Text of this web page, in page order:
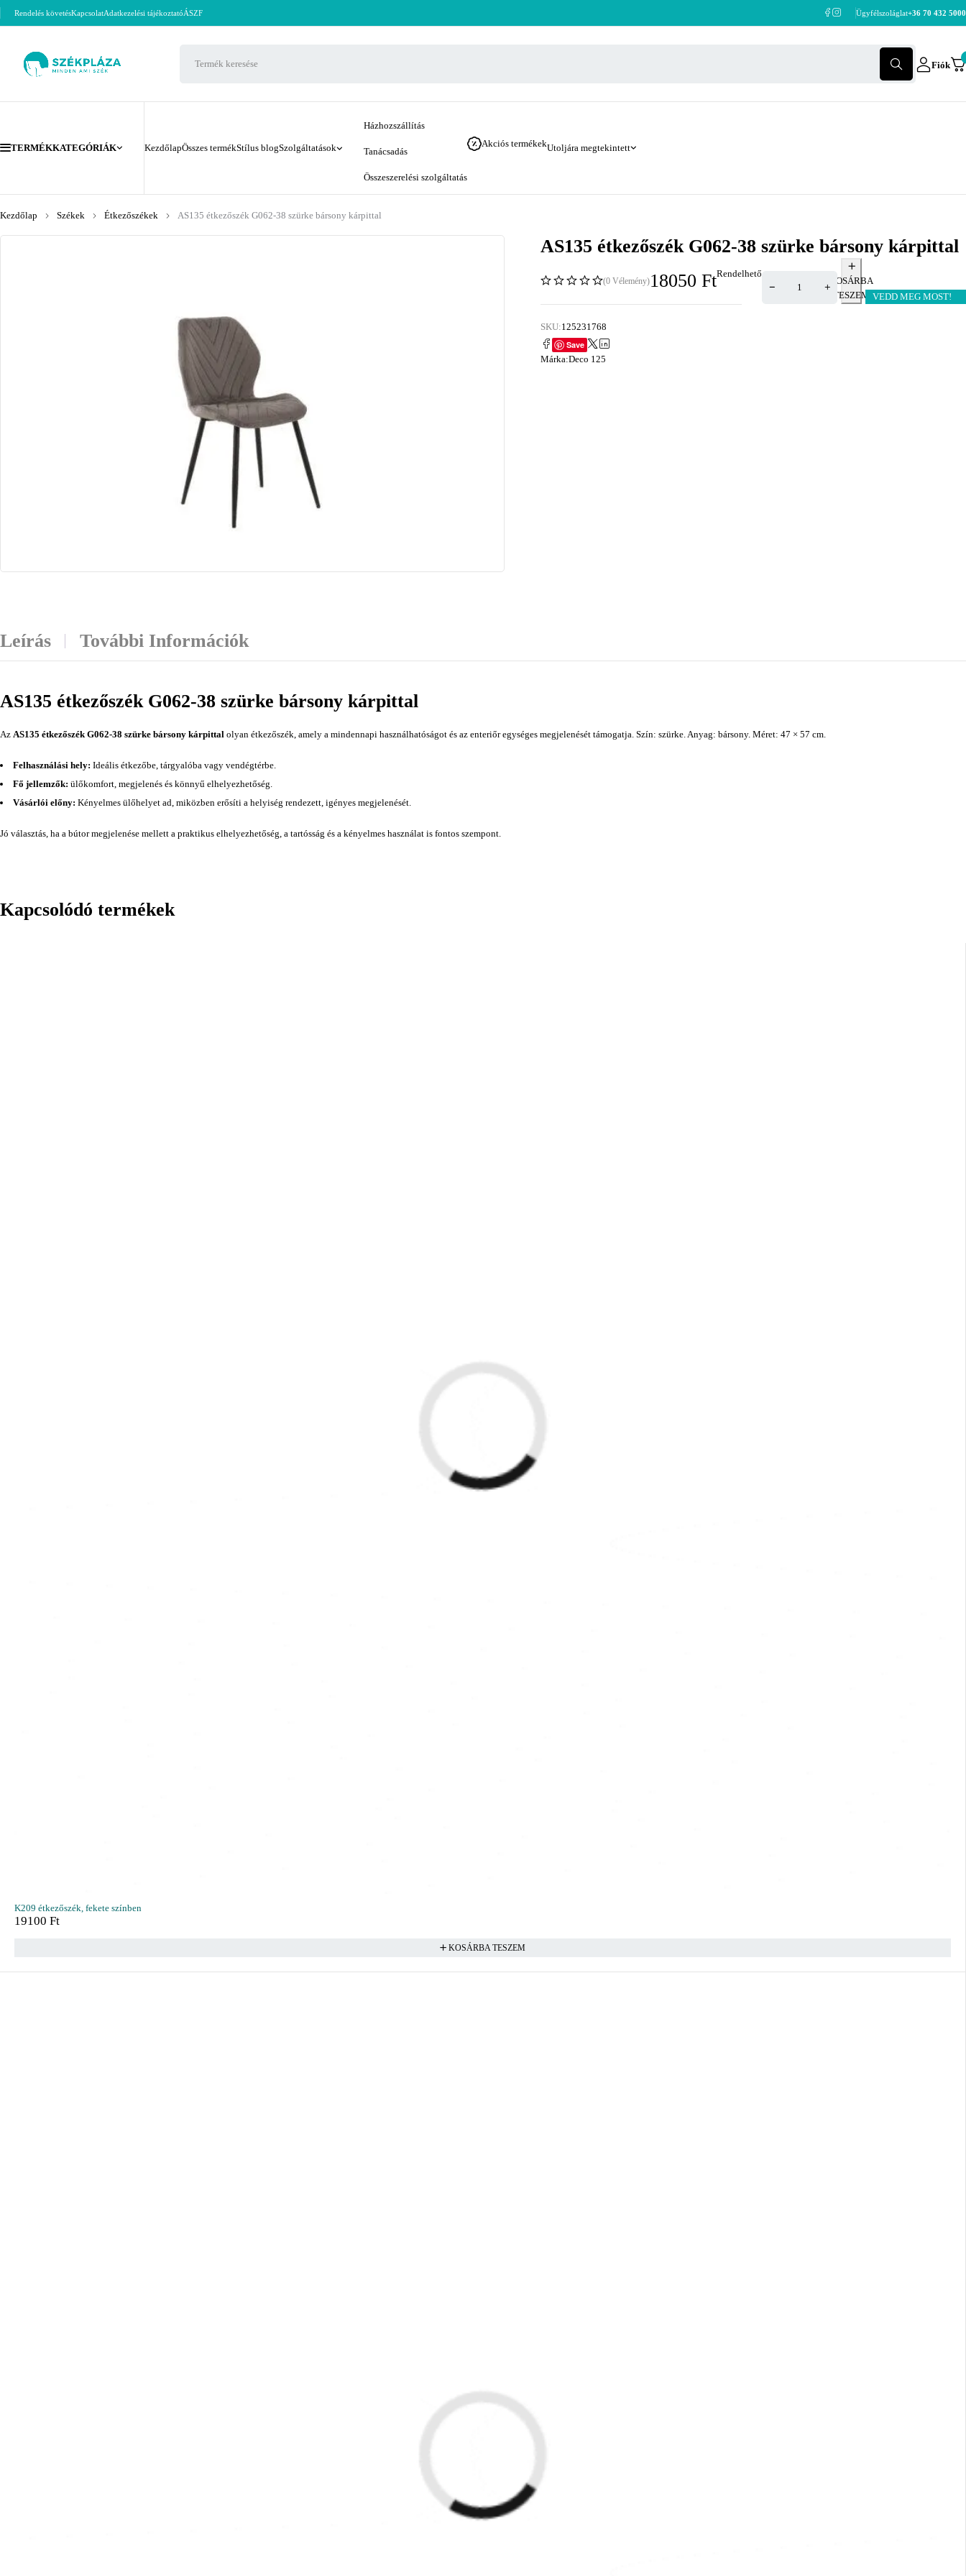
Rendelés követésKapcsolatAdatkezelési tájékoztatóÁSZF Ügyfélszoláglat+36 70 432 5000
Fiók
TERMÉKKATEGÓRIÁK KezdőlapÖsszes termékStílus blogSzolgáltatások
Házhozszállítás
Tanácsadás
Összeszerelési szolgáltatás
Akciós termékekUtoljára megtekintett
Kezdőlap Székek Étkezőszékek AS135 étkezőszék G062-38 szürke bársony kárpittal
AS135 étkezőszék G062-38 szürke bársony kárpittal
(0 Vélemény)18050 FtRendelhető
KOSÁRBA
TESZEM
VEDD MEG MOST!
SKU:125231768
Save
Márka:Deco 125
Leírás További Információk
AS135 étkezőszék G062-38 szürke bársony kárpittal
Az AS135 étkezőszék G062-38 szürke bársony kárpittal olyan étkezőszék, amely a mindennapi használhatóságot és az enteriőr egységes megjelenését támogatja. Szín: szürke. Anyag: bársony. Méret: 47 × 57 cm.
Felhasználási hely: Ideális étkezőbe, tárgyalóba vagy vendégtérbe.
Fő jellemzők: ülőkomfort, megjelenés és könnyű elhelyezhetőség.
Vásárlói előny: Kényelmes ülőhelyet ad, miközben erősíti a helyiség rendezett, igényes megjelenését.
Jó választás, ha a bútor megjelenése mellett a praktikus elhelyezhetőség, a tartósság és a kényelmes használat is fontos szempont.
Kapcsolódó termékek
K209 étkezőszék, fekete színben
19100 Ft
KOSÁRBA TESZEM